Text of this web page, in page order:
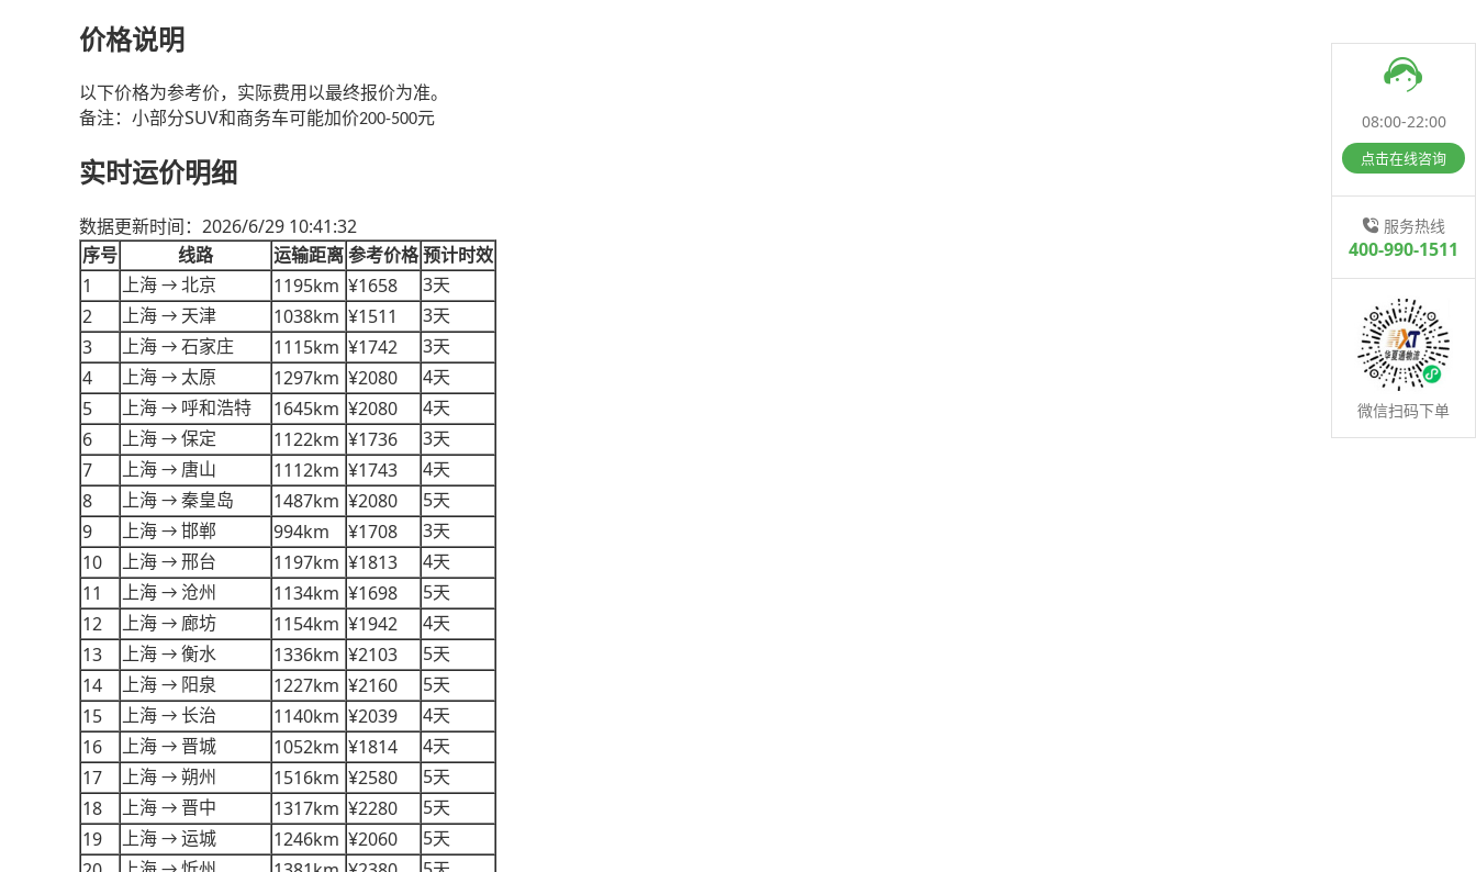
价格说明
以下价格为参考价，实际费用以最终报价为准。
备注：小部分SUV和商务车可能加价200-500元
实时运价明细
数据更新时间： 2026/6/29 10:41:32
序号 线路 运输距离 参考价格 预计时效
1 上海 → 北京 1195km ¥1658 3天
2 上海 → 天津 1038km ¥1511 3天
3 上海 → 石家庄 1115km ¥1742 3天
4 上海 → 太原 1297km ¥2080 4天
5 上海 → 呼和浩特 1645km ¥2080 4天
6 上海 → 保定 1122km ¥1736 3天
7 上海 → 唐山 1112km ¥1743 4天
8 上海 → 秦皇岛 1487km ¥2080 5天
9 上海 → 邯郸 994km ¥1708 3天
10 上海 → 邢台 1197km ¥1813 4天
11 上海 → 沧州 1134km ¥1698 5天
12 上海 → 廊坊 1154km ¥1942 4天
13 上海 → 衡水 1336km ¥2103 5天
14 上海 → 阳泉 1227km ¥2160 5天
15 上海 → 长治 1140km ¥2039 4天
16 上海 → 晋城 1052km ¥1814 4天
17 上海 → 朔州 1516km ¥2580 5天
18 上海 → 晋中 1317km ¥2280 5天
19 上海 → 运城 1246km ¥2060 5天
08:00-22:00
点击在线咨询
服务热线
400-990-1511
微信扫码下单